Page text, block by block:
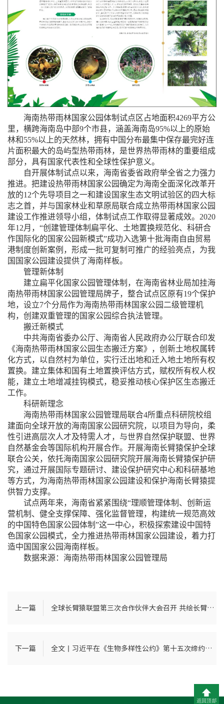
海南热带雨林国家公园体制试点区占地面积4269平方公
里，横跨海南岛中部9个市县，涵盖海南岛95%以上的原始
林和55%以上的天然林，拥有中国分布最集中保存最完好连
片面积最大的岛屿型热带雨林，是世界热带雨林的重要组成
部分，具有国家代表性和全球性保护意义。
自开展体制试点以来，海南省委省政府举全省之力强力
推进。把建设热带雨林国家公园确定为海南全面深化改革开
放的12个先导项目之一和建设国家生态文明试验区的四大标
志之首，并与国家林业和草原局联合成立热带雨林国家公园
建设工作推进领导小组，体制试点工作取得显著成效。2020
年12月，“创建管理体制扁平化、土地置换规范化、科研合
作国际化的国家公园新模式”成功入选第十批海南自由贸易
港制度创新案例，形成一批可复制可推广的经验亮点，为我
国国家公园建设提供了海南样板。
管理新体制
建立扁平化国家公园管理体制，在海南省林业局加挂海
南热带雨林国家公园管理局牌子，整合试点区原有19个保护
地，设立7个分局作为海南热带雨林国家公园二级管理机
构，创建双重管理的国家公园综合执法管理。
搬迁新模式
中共海南省委办公厅、海南省人民政府办公厅联合印发
《海南热带雨林国家公园生态搬迁方案》，创新土地权属转
化方式，以自然村为单位，实行迁出地和迁入地土地所有权
置换。建立集体和国有土地置换评估方式，赋权所有权人权
能，建立土地增减挂钩模式，稳妥推动核心保护区生态搬迁
工作。
科研新理念
海南热带雨林国家公园管理局联合4所重点科研院校组
建面向全球开放的海南国家公园研究院，以项目为导向，柔
性引进高层次人才及特需人才，与世界自然保护联盟、世界
自然基金会等国际机构开展合作。开展海南长臂猿保护全球
联合公关，依托海南国家公园研究院开展海南长臂猿保护研
究，通过开展国际专题研讨、建设保护研究中心和科研基地
等方式，为海南热带雨林国家公园建设和保护海南长臂猿提
供智力支撑。
试点两年来，海南省紧紧围绕“理顺管理体制、创新运
营机制、健全支撑保障、强化监督管理，构建统一规范高效
的中国特色国家公园体制”这一中心，积极探索建设中国特
色国家公园模式，全力推进热带雨林国家公园建设，着力打
造中国国家公园海南样板。
数据来源：海南热带雨林国家公园管理局
上一篇 全球长臂猿联盟第三次合作伙伴大会召开 共绘长臂猿保护新蓝图
下一篇 全文丨习近平在《生物多样性公约》第十五次缔约方大会领导人峰会上的主旨讲话
返回顶部